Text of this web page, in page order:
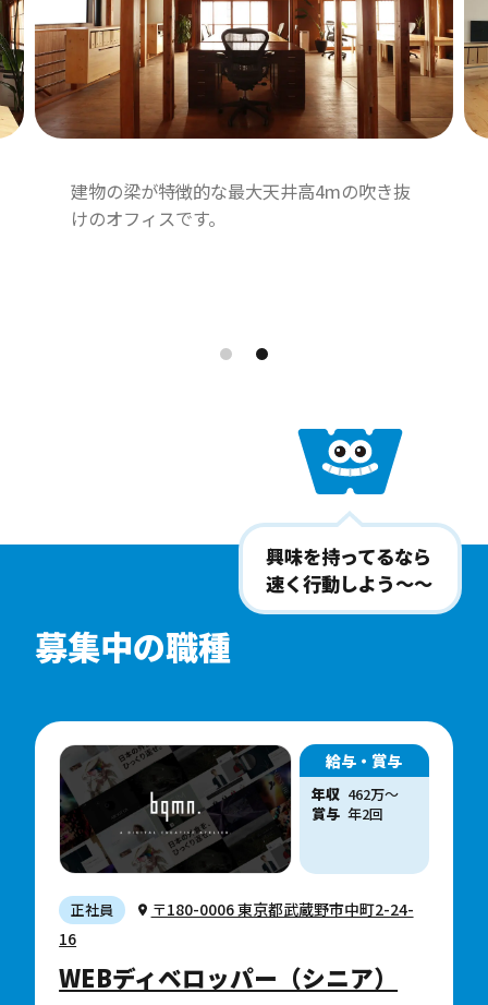
建物の梁が特徴的な最大天井高4mの吹き抜
けのオフィスです。
興味を持ってるなら
速く行動しよう〜〜
募集中の職種
給与・賞与
年収 462万〜
賞与 年2回
正社員
〒180-0006 東京都武蔵野市中町2-24-
16
WEBディベロッパー（シニア）